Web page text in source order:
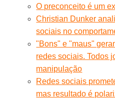
O preconceito é um
Christian Dunker
sociais no
"Bons" e "maus"
redes sociais. Todos
manipulação
Redes sociais
mas resultado é